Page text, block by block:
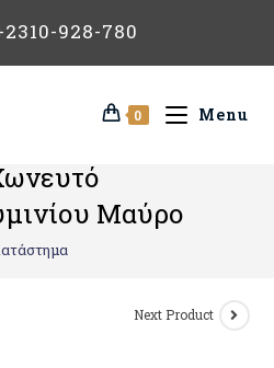
928-780
0 Menu
Μαύρο
Next Product